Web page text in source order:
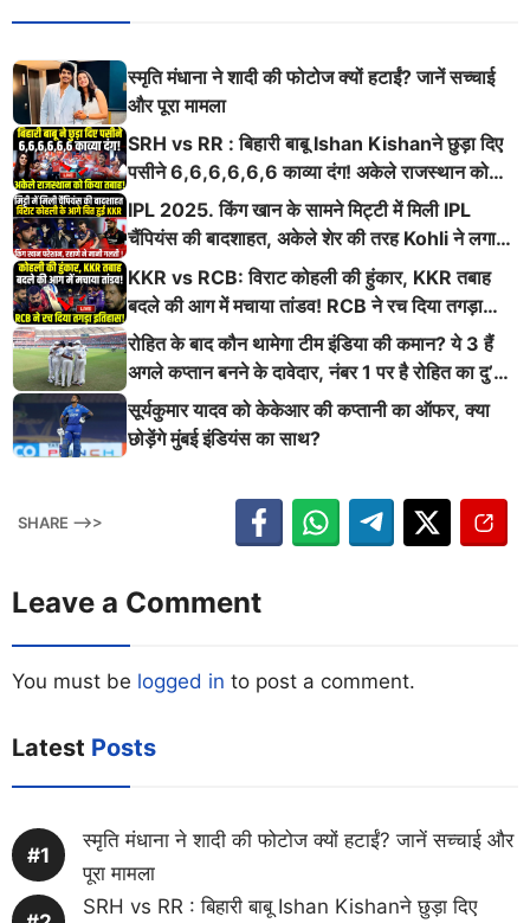
स्मृति मंधाना ने शादी की फोटोज क्यों हटाईं? जानें सच्चाई
और पूरा मामला
SRH vs RR : बिहारी बाबू Ishan Kishanने छुड़ा दिए
पसीने 6,6,6,6,6,6 काव्या दंग! अकेले राजस्थान को
किया तबाह!
IPL 2025. किंग खान के सामने मिट्टी में मिली IPL
चैंपियंस की बादशाहत, अकेले शेर की तरह Kohli ने लगाई
ऐसी दहाड़
KKR vs RCB: विराट कोहली की हुंकार, KKR तबाह
बदले की आग में मचाया तांडव! RCB ने रच दिया तगड़ा
इतिहास
रोहित के बाद कौन थामेगा टीम इंडिया की कमान? ये 3 हैं
अगले कप्तान बनने के दावेदार, नंबर 1 पर है रोहित का दु’
श्मन
सूर्यकुमार यादव को केकेआर की कप्तानी का ऑफर, क्या
छोड़ेंगे मुंबई इंडियंस का साथ?
SHARE -->>
Leave a Comment
You must be logged in to post a comment.
Latest Posts
स्मृति मंधाना ने शादी की फोटोज क्यों हटाईं? जानें सच्चाई और
पूरा मामला
SRH vs RR : बिहारी बाबू Ishan Kishanने छुड़ा दिए